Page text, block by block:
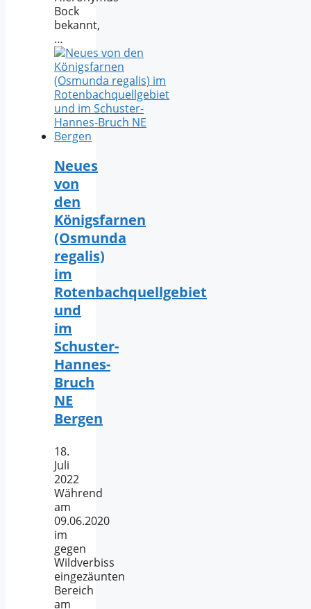
Bock
bekannt,
…
Neues
von
den
Königsfarnen
(Osmunda
regalis)
im
Rotenbachquellgebiet
und
im
Schuster-
Hannes-
Bruch
NE
Bergen
18.
Juli
2022
Während
am
09.06.2020
im
gegen
Wildverbiss
eingezäunten
Bereich
am